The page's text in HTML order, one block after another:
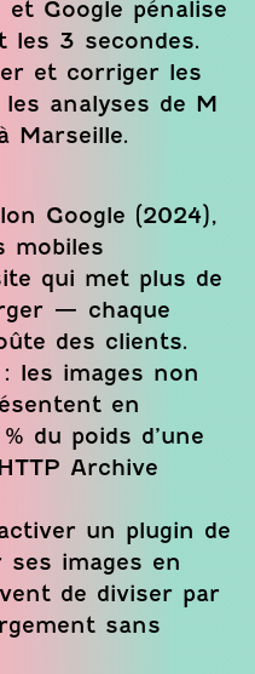
Google pénalise
les 3 secondes.
et corriger les
analyses de M
Marseille.
Google (2024),
mobiles
qui met plus de
— chaque
des clients.
: les images non
en
du poids d’une
Archive
un plugin de
images en
de diviser par
sans